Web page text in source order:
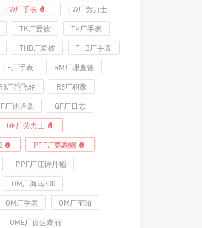
TW厂手表 TW厂劳力士
TK厂爱彼 TK厂手表
THB厂爱彼 THB厂手表
TF厂手表 RM厂理查德
厂陀飞轮 R8厂积家
厂迪通拿 QF厂日志
QF厂劳力士
PPF厂鹦鹉螺
PPF厂江诗丹顿
OM厂海马300
OM厂手表 OM厂宝珀
OME厂百达翡丽